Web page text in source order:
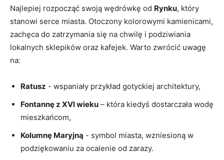
Najlepiej rozpocząć swoją wędrówkę od Rynku, który
stanowi‍ serce miasta. Otoczony kolorowymi kamienicami,
zachęca do zatrzymania się na⁤ chwilę i⁢ podziwiania
lokalnych sklepików oraz kafejek. Warto zwrócić uwagę
na:
Ratusz ⁤- wspaniały przykład gotyckiej architektury,
Fontannę z XVI ⁢wieku – ‌która kiedyś dostarczała wodę
​mieszkańcom,
Kolumnę​ Maryjną ​- symbol⁣ miasta, wzniesioną w
podziękowaniu​ za ocalenie od⁢ zarazy.